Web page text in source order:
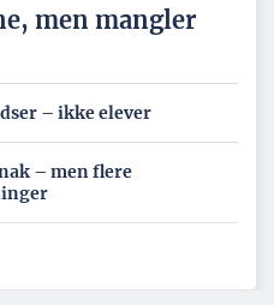
men mangler
– ikke elever
– men flere